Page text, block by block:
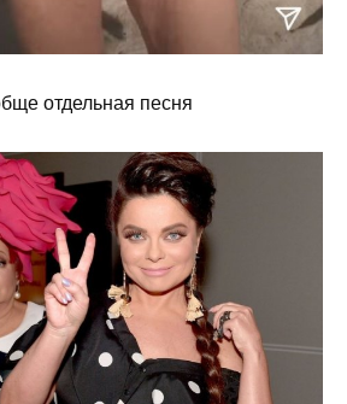
отдельная песня